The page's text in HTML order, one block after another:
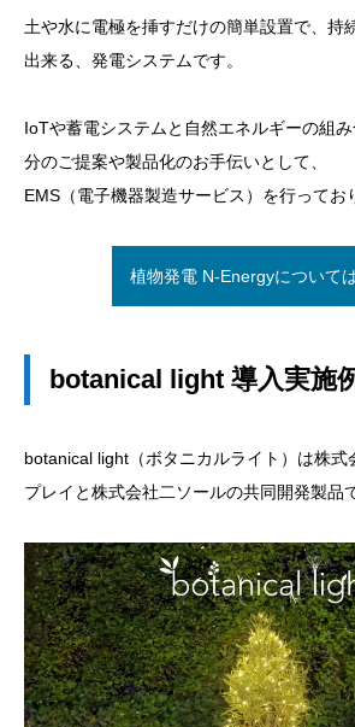
土や水に電極を挿すだけの簡単設置で、持
出来る、発電システムです。
IoTや蓄電システムと自然エネルギーの組
分のご提案や製品化のお手伝いとして、
EMS（電子機器製造サービス）を行ってお
植物発電 N-Energyについて
botanical light 導入実施
botanical light（ボタニカルライト）は株式
プレイと株式会社二ソールの共同開発製品